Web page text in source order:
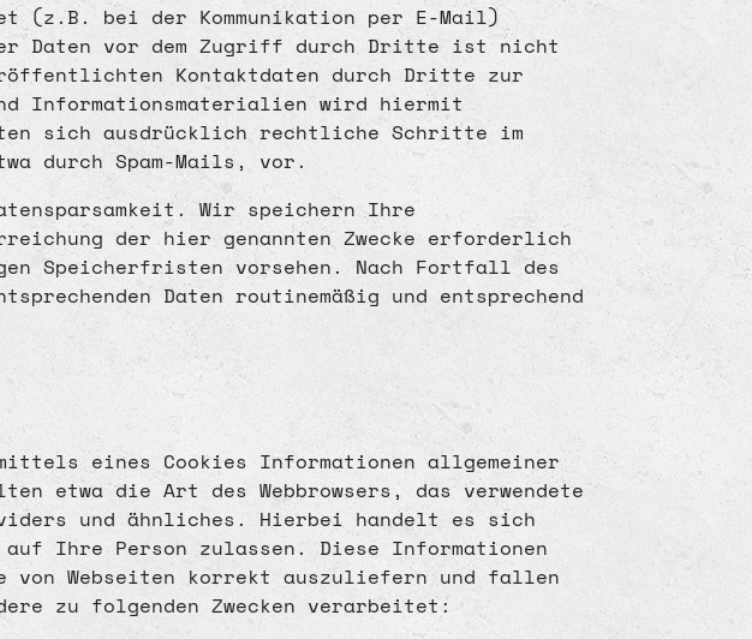
(z.B. bei der Kommunikation per E-Mail)
Daten vor dem Zugriff durch Dritte ist nicht
Kontaktdaten durch Dritte zur
Informationsmaterialien wird hiermit
sich ausdrücklich rechtliche Schritte im
durch Spam-Mails, vor.
Wir speichern Ihre
der hier genannten Zwecke erforderlich
Speicherfristen vorsehen. Nach Fortfall des
Daten routinemäßig und entsprechend
eines Cookies Informationen allgemeiner
etwa die Art des Webbrowsers, das verwendete
und ähnliches. Hierbei handelt es sich
Ihre Person zulassen. Diese Informationen
von Webseiten korrekt auszuliefern und fallen
zu folgenden Zwecken verarbeitet: